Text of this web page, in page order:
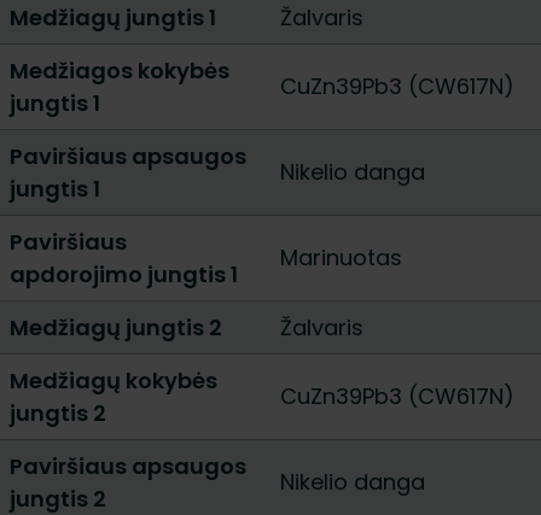
Medžiagų jungtis 1
Žalvaris
Medžiagos kokybės
jungtis 1
CuZn39Pb3 (CW617N)
Paviršiaus apsaugos
jungtis 1
Nikelio danga
Paviršiaus
apdorojimo jungtis 1
Marinuotas
Medžiagų jungtis 2
Žalvaris
Medžiagų kokybės
jungtis 2
CuZn39Pb3 (CW617N)
Paviršiaus apsaugos
jungtis 2
Nikelio danga